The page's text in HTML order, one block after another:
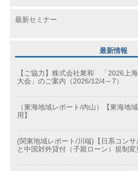
最新セミナー
最新情報
【ご協力】株式会社衆和 「2026上
大会」のご案内（2026/12/4～7）
（東海地域レポート/内山）【東海地
用】
(関東地域レポート/川端)【日系コン
と中国対外貸付（子親ローン）規制変